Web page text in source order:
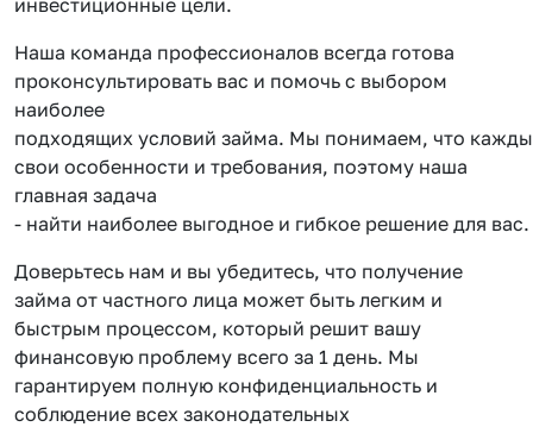
Наша команда профессионалов всегда готова
проконсультировать вас и помочь с выбором
наиболее
подходящих условий займа. Мы понимаем, что
свои особенности и требования, поэтому наша
главная задача
- найти наиболее выгодное и гибкое решение для вас.
Доверьтесь нам и вы убедитесь, что получение
займа от частного лица может быть легким и
быстрым процессом, который решит вашу
финансовую проблему всего за 1 день. Мы
гарантируем полную конфиденциальность и
соблюдение всех законодательных